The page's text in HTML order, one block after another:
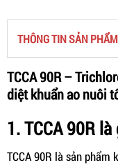
THÔNG TIN SẢN PHẨM
TCCA 90R –
diệt khuẩn ao nuôi
1. TCCA 90R là
TCCA 90R là sản